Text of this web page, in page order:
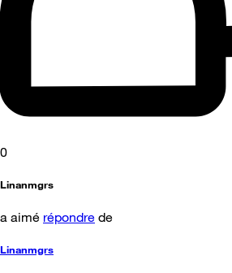
0
Linanmgrs
a aimé répondre de
Linanmgrs